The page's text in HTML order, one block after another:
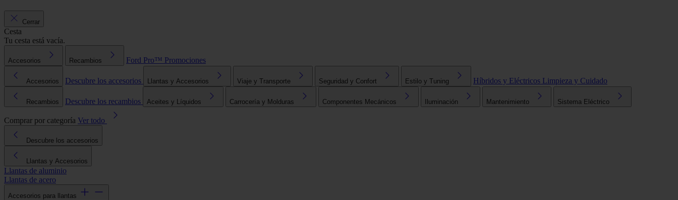
Cerrar
Cesta
Tu cesta está vacía.
Accesorios Recambios Ford Pro™ Promociones
Accesorios Descubre los accesorios Llantas y Accesorios Viaje y Transporte Seguridad y Confort Estilo y Tuning Híbridos y Eléctricos Limpieza y Cuidado
Recambios Descubre los recambios Aceites y Líquidos Carrocería y Molduras Componentes Mecánicos Iluminación Mantenimiento Sistema Eléctrico
Comprar por categoría Ver todo
Descubre los accesorios
Llantas y Accesorios
Llantas de aluminio
Llantas de acero
Accesorios para llantas